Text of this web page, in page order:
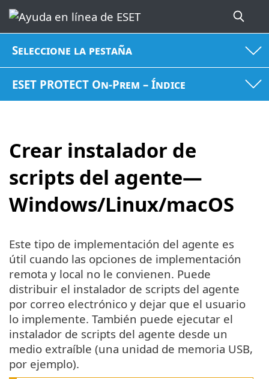
Seleccione la pestaña
ESET PROTECT On-Prem – Índice
Crear instalador de
scripts del agente—
Windows/Linux/macOS
Este tipo de implementación del agente es
útil cuando las opciones de implementación
remota y local no le convienen. Puede
distribuir el instalador de scripts del agente
por correo electrónico y dejar que el usuario
lo implemente. También puede ejecutar el
instalador de scripts del agente desde un
medio extraíble (una unidad de memoria USB,
por ejemplo).